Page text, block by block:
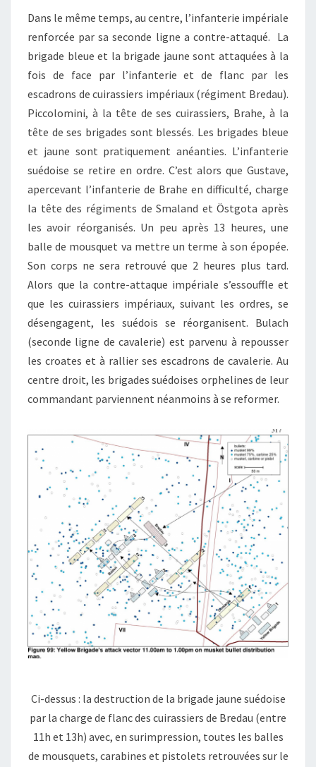
Dans le même temps, au centre, l’infanterie impériale
renforcée par sa seconde ligne a contre-attaqué. La
brigade bleue et la brigade jaune sont attaquées à la
fois de face par l’infanterie et de flanc par les
escadrons de cuirassiers impériaux (régiment Bredau).
Piccolomini, à la tête de ses cuirassiers, Brahe, à la
tête de ses brigades sont blessés. Les brigades bleue
et jaune sont pratiquement anéanties. L’infanterie
suédoise se retire en ordre. C’est alors que Gustave,
apercevant l’infanterie de Brahe en difficulté, charge
la tête des régiments de Smaland et Östgota après
les avoir réorganisés. Un peu après 13 heures, une
balle de mousquet va mettre un terme à son épopée.
Son corps ne sera retrouvé que 2 heures plus tard.
Alors que la contre-attaque impériale s’essouffle et
que les cuirassiers impériaux, suivant les ordres, se
désengagent, les suédois se réorganisent. Bulach
(seconde ligne de cavalerie) est parvenu à repousser
les croates et à rallier ses escadrons de cavalerie. Au
centre droit, les brigades suédoises orphelines de leur
commandant parviennent néanmoins à se reformer.
Ci-dessus : la destruction de la brigade jaune suédoise
par la charge de flanc des cuirassiers de Bredau (entre
11h et 13h) avec, en surimpression, toutes les balles
de mousquets, carabines et pistolets retrouvées sur le